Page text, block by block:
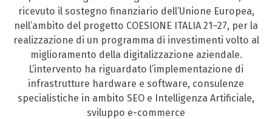
ricevuto il sostegno finanziario dell’Unione Europea,
nell’ambito del progetto COESIONE ITALIA 21–27, per la
realizzazione di un programma di investimenti volto al
miglioramento della digitalizzazione aziendale.
L’intervento ha riguardato l’implementazione di
infrastrutture hardware e software, consulenze
specialistiche in ambito SEO e Intelligenza Artificiale,
sviluppo e-commerce